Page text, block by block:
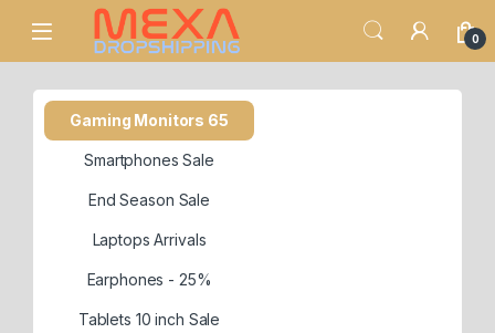
Open 0
Gaming Monitors 65
Smartphones Sale
End Season Sale
Laptops Arrivals
Earphones - 25%
Tablets 10 inch Sale